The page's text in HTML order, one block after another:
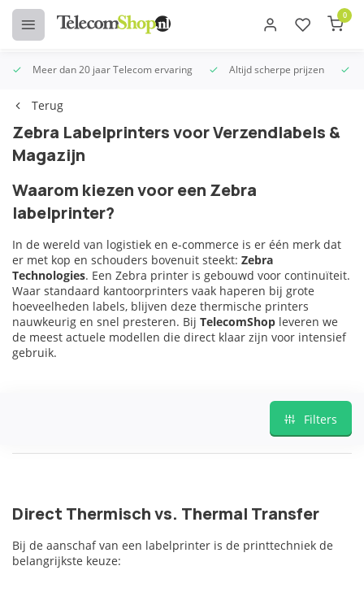
0
Meer dan 20 jaar Telecom ervaring Altijd scherpe prijzen
Terug
Zebra Labelprinters voor Verzendlabels &
Magazijn
Waarom kiezen voor een Zebra
labelprinter?
In de wereld van logistiek en e-commerce is er één merk dat
er met kop en schouders bovenuit steekt: Zebra
Technologies. Een Zebra printer is gebouwd voor continuïteit.
Waar standaard kantoorprinters vaak haperen bij grote
hoeveelheden labels, blijven deze thermische printers
nauwkeurig en snel presteren. Bij TelecomShop leveren we
de meest actuele modellen die direct klaar zijn voor intensief
gebruik.
Filters
Direct Thermisch vs. Thermal Transfer
Bij de aanschaf van een labelprinter is de printtechniek de
belangrijkste keuze: